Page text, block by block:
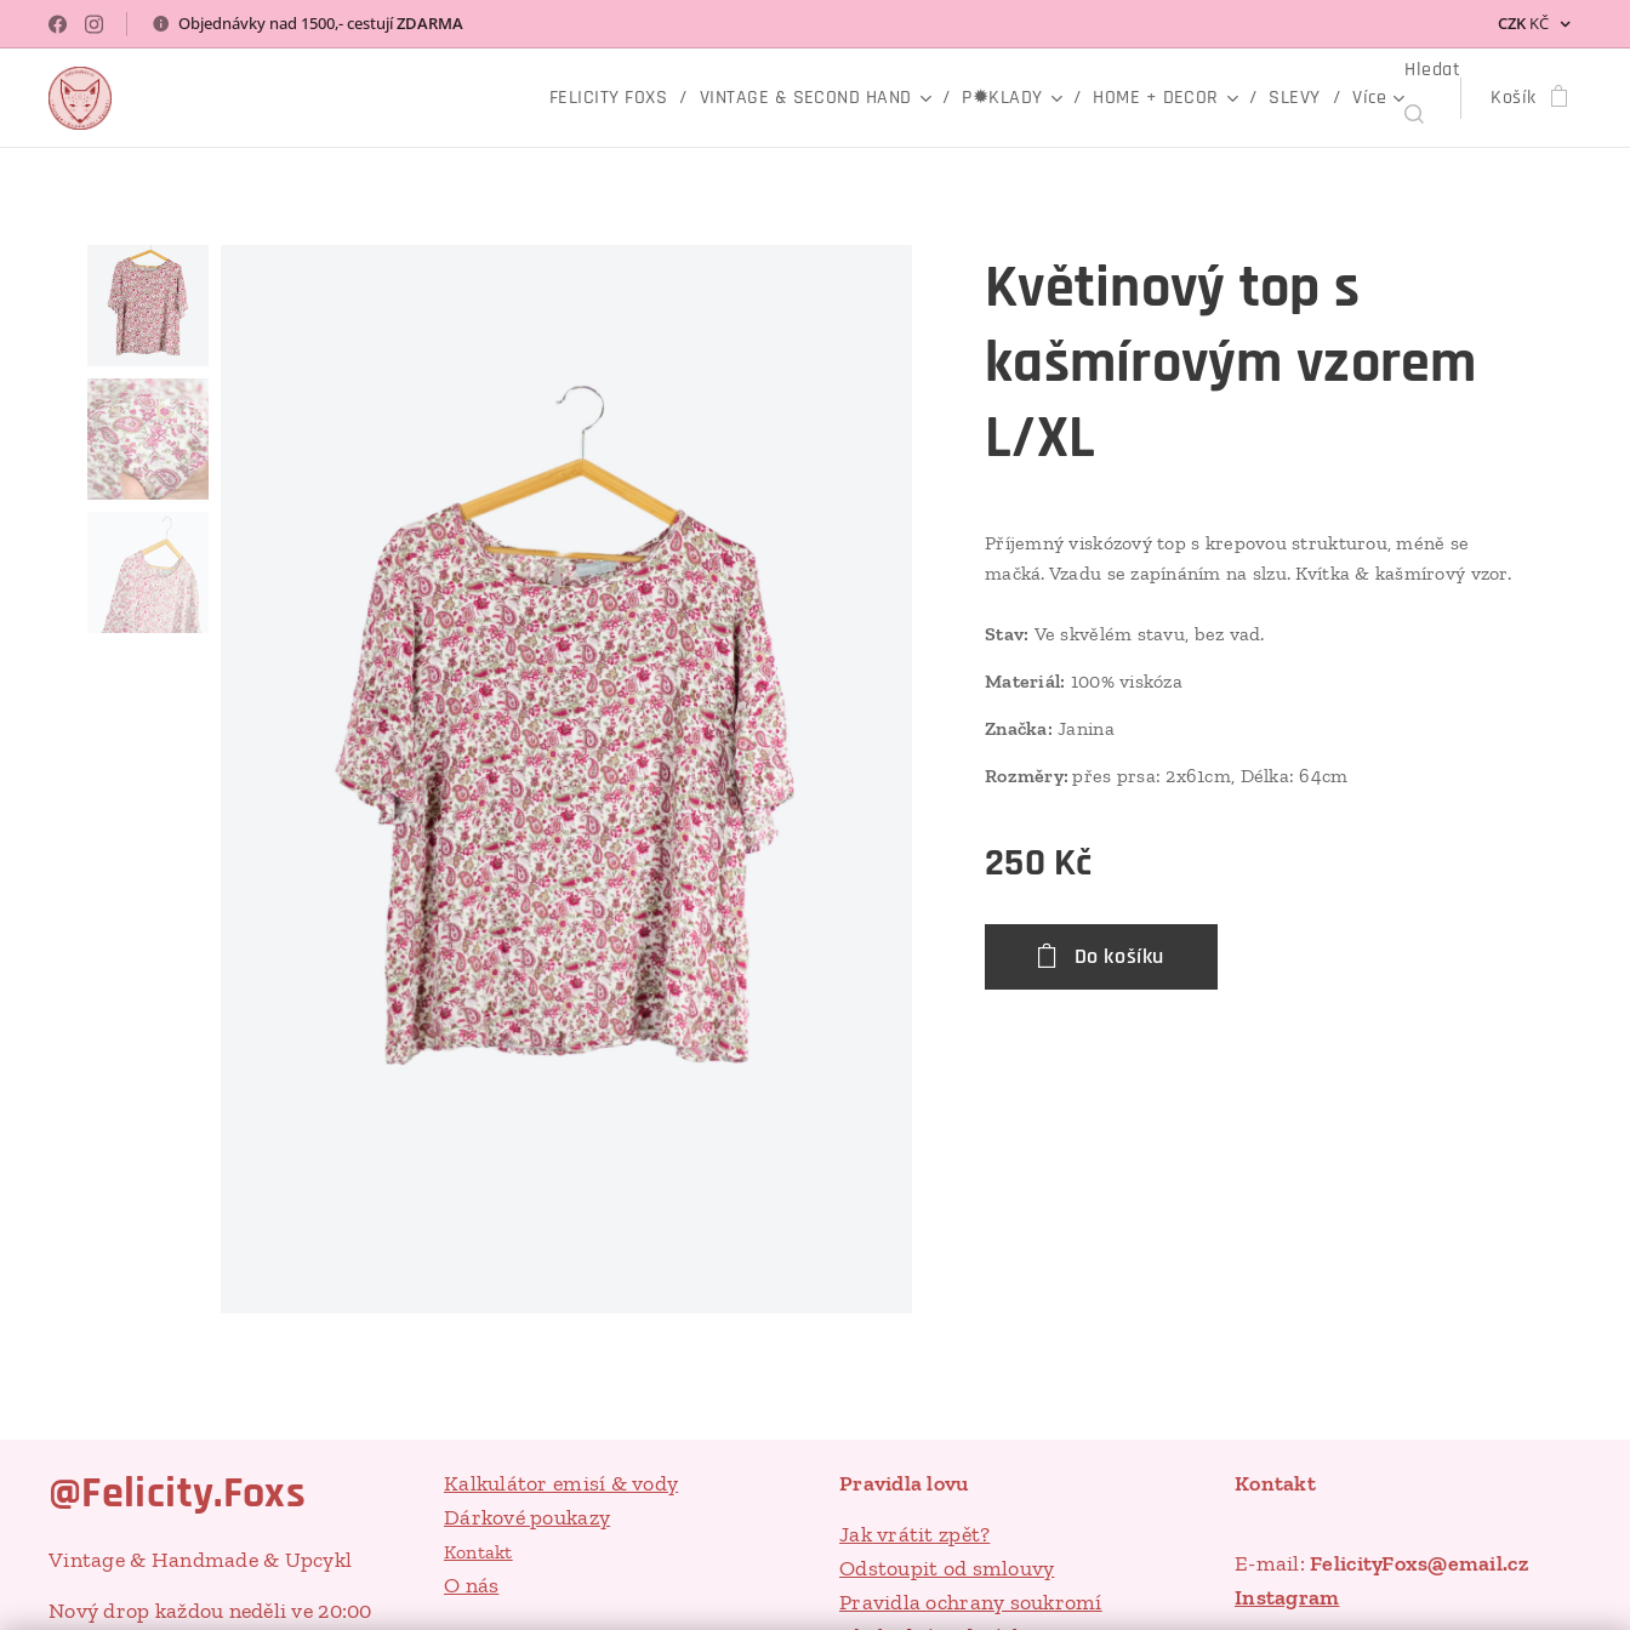
Objednávky nad 1500,- cestujíZDARMA CZK KČ
FELICITY FOXS VINTAGE & SECOND HAND P✹KLADY HOME + DECOR SLEVY Více
Hledat
Košík
Květinový top s
kašmírovým vzorem
L/XL
Příjemný viskózový top s krepovou strukturou, méně se
mačká. Vzadu se zapínáním na slzu. Kvítka & kašmírový vzor.
Stav: Ve skvělém stavu, bez vad.
Materiál: 100% viskóza
Značka: Janina
Rozměry:přes prsa: 2x61cm, Délka: 64cm
250 Kč
Do košíku
@Felicity.Foxs
Vintage & Handmade & Upcykl
Nový drop každou neděli ve 20:00
Kalkulátor emisí & vody
Dárkové poukazy
Kontakt
O nás
Pravidla lovu
Jak vrátit zpět?
Odstoupit od smlouvy
Pravidla ochrany soukromí
Kontakt
E-mail:FelicityFoxs@email.cz
Instagram